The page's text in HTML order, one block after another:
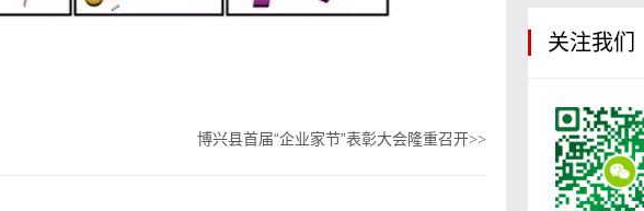
博兴县首届“企业家节”表彰大会隆重召开>>
关注我们